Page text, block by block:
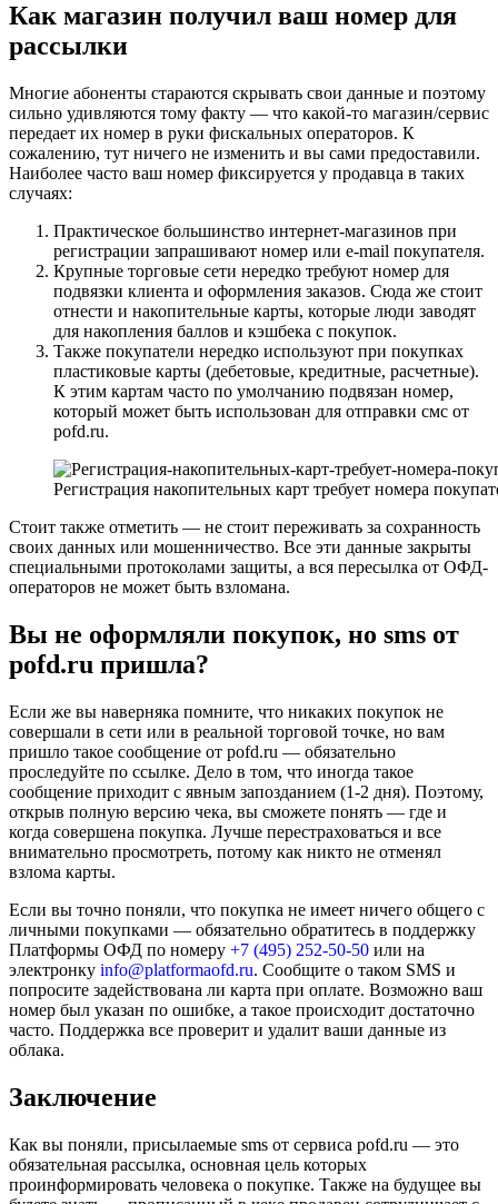
Как магазин получил ваш номер для
рассылки
Многие абоненты стараются скрывать свои данные и поэтому
сильно удивляются тому факту — что какой-то магазин/сервис
передает их номер в руки фискальных операторов. К
сожалению, тут ничего не изменить и вы сами предоставили.
Наиболее часто ваш номер фиксируется у продавца в таких
случаях:
Практическое большинство интернет-магазинов при
регистрации запрашивают номер или e-mail покупателя.
Крупные торговые сети нередко требуют номер для
подвязки клиента и оформления заказов. Сюда же стоит
отнести и накопительные карты, которые люди заводят
для накопления баллов и кэшбека с покупок.
Также покупатели нередко используют при покупках
пластиковые карты (дебетовые, кредитные, расчетные).
К этим картам часто по умолчанию подвязан номер,
который может быть использован для отправки смс от
pofd.ru.
Регистрация накопительных карт требует номера
Стоит также отметить — не стоит переживать за сохранность
своих данных или мошенничество. Все эти данные закрыты
специальными протоколами защиты, а вся пересылка от ОФД-
операторов не может быть взломана.
Вы не оформляли покупок, но sms от
pofd.ru пришла?
Если же вы наверняка помните, что никаких покупок не
совершали в сети или в реальной торговой точке, но вам
пришло такое сообщение от pofd.ru — обязательно
проследуйте по ссылке. Дело в том, что иногда такое
сообщение приходит с явным запозданием (1-2 дня). Поэтому,
открыв полную версию чека, вы сможете понять — где и
когда совершена покупка. Лучше перестраховаться и все
внимательно просмотреть, потому как никто не отменял
взлома карты.
Если вы точно поняли, что покупка не имеет ничего общего с
личными покупками — обязательно обратитесь в поддержку
Платформы ОФД по номеру +7 (495) 252-50-50 или на
электронку info@platformaofd.ru. Сообщите о таком SMS и
попросите задействована ли карта при оплате. Возможно ваш
номер был указан по ошибке, а такое происходит достаточно
часто. Поддержка все проверит и удалит ваши данные из
облака.
Заключение
Как вы поняли, присылаемые sms от сервиса pofd.ru — это
обязательная рассылка, основная цель которых
проинформировать человека о покупке. Также на будущее вы